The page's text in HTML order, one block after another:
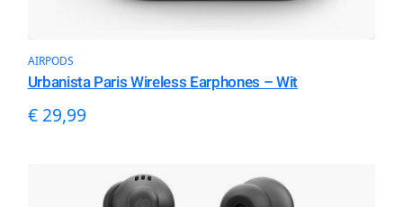
AIRPODS
Urbanista Paris Wireless Earphones – Wit
€29,99